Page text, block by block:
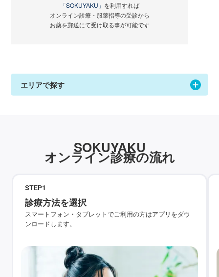
「SOKUYAKU」 を利用すれば
オンライン診療・服薬指導の受診から
お薬を郵送にて受け取る事が可能です
エリアで探す
SOKUYAKU
オンライン診療の流れ
STEP1
診療方法を選択
スマートフォン・タブレットでご利用の方はアプリをダウ
ンロードします。